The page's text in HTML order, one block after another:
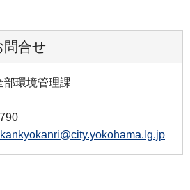
問合せ
部環境管理課